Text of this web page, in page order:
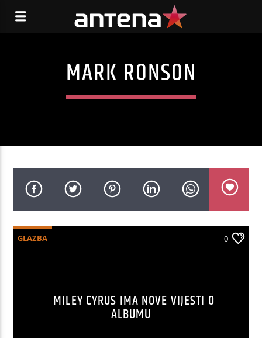
MARK RONSON
GLAZBA 0
MILEY CYRUS IMA NOVE VIJESTI O
ALBUMU